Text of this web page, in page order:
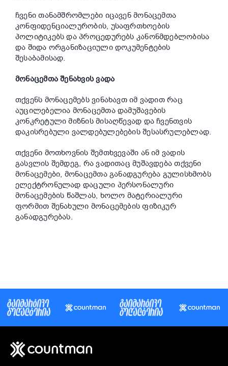
ჩვენი თანამშრომლები იცავენ მონაცემთა
კონფიდენციალურობის, უსაფრთხოების
პოლიტიკებს და პროცედურებს კანონმდებლობისა
და შიდა ორგანიზაციული დოკუმენტების
შესაბამისად.
მონაცემთა შენახვის ვადა
თქვენს მონაცემებს ვინახავთ იმ ვადით რაც
აუცილებელია მონაცემთა დამუშავების
კონკრეტული მიზნის მისაღწევად და ჩვენთვის
დაკისრებული ვალდებულებების შესასრულებლად.
თქვენი მოთხოვნის შემთხვევაში ან იმ ვადის
გასვლის შემდეგ, რა ვადითაც მუშავდება თქვენი
მონაცემები, მონაცემთა განადგურება გულისხმობს
ელექტრონულად დაცული პერსონალური
მონაცემების წაშლას, ხოლო მატერიალური
ფორმით შენახული მონაცემების ფიზიკურ
განადგურებას.